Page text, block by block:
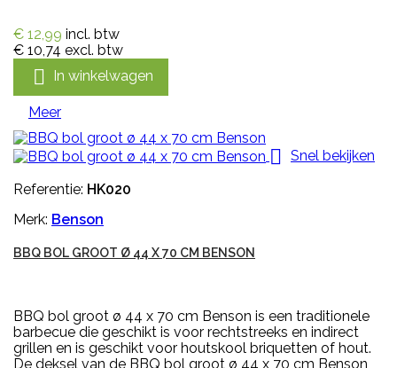
€ 12,99 incl. btw
€ 10,74 excl. btw
 In winkelwagen
Meer
 Snel bekijken
Referentie: HK020
Merk: Benson
BBQ BOL GROOT Ø 44 X 70 CM BENSON
BBQ bol groot ø 44 x 70 cm Benson is een traditionele
barbecue die geschikt is voor rechtstreeks en indirect
grillen en is geschikt voor houtskool briquetten of hout.
De deksel van de BBQ bol groot ø 44 x 70 cm Benson